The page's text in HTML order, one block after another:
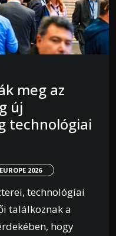
meg az
új
technológiai
2026
technológiai
találkoznak a
hogy